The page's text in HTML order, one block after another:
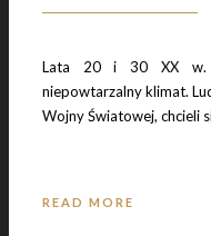
Lata 20 i 30 XX w.
niepowtarzalny klimat.
Wojny Światowej, chcieli
READ MORE